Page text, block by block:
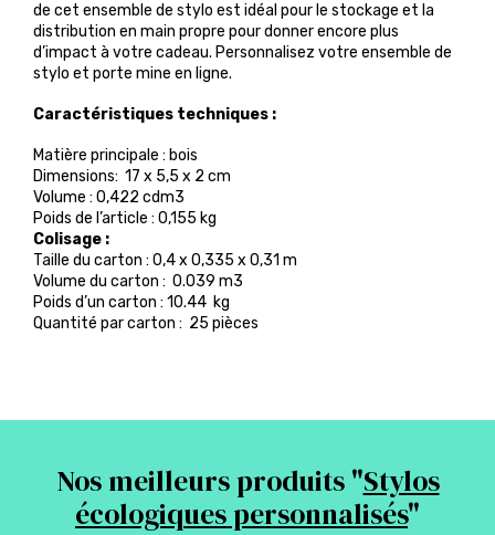
de cet ensemble de stylo est idéal pour le stockage et la
distribution en main propre pour donner encore plus
d’impact à votre cadeau. Personnalisez votre ensemble de
stylo et porte mine en ligne.
Caractéristiques techniques :
Matière principale : bois
Dimensions: 17 x 5,5 x 2 cm
Volume : 0,422 cdm3
Poids de l’article : 0,155 kg
Colisage :
Taille du carton : 0,4 x 0,335 x 0,31 m
Volume du carton : 0.039 m3
Poids d’un carton : 10.44 kg
Quantité par carton : 25 pièces
Nos meilleurs produits "Stylos
écologiques personnalisés"